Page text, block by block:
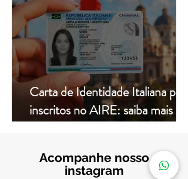
Carta de Identidade Italiana para
inscritos no AIRE: saiba mais
Acompanhe nosso
instagram